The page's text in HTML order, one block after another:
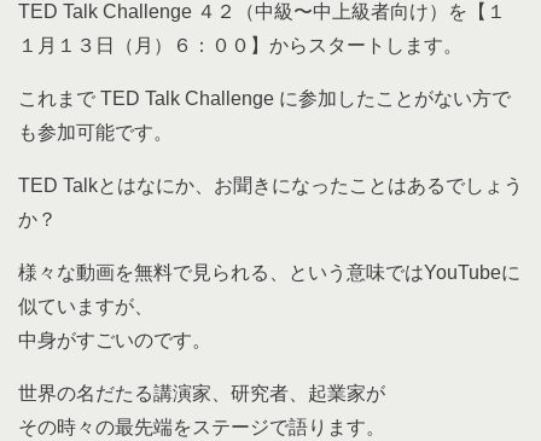
TED Talk Challenge ４２（中級〜中上級者向け）を【１
１月１３日（月）６：００】からスタートします。
これまで TED Talk Challenge に参加したことがない方で
も参加可能です。
TED Talkとはなにか、お聞きになったことはあるでしょう
か？
様々な動画を無料で見られる、という意味ではYouTubeに
似ていますが、
中身がすごいのです。
世界の名だたる講演家、研究者、起業家が
その時々の最先端をステージで語ります。